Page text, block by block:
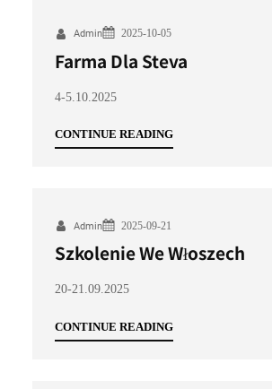
Admin 2025-10-05
Farma Dla Steva
4-5.10.2025
CONTINUE READING
Admin 2025-09-21
Szkolenie We Włoszech
20-21.09.2025
CONTINUE READING